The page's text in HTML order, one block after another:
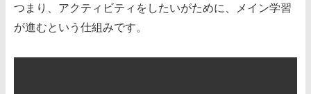
つまり、アクティビティをしたいがために、メイン学習
が進むという仕組みです。